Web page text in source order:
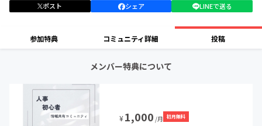
ポスト シェア LINEで送る
参加特典 コミュニティ詳細 投稿
メンバー特典について
¥1,000 /月 初月無料